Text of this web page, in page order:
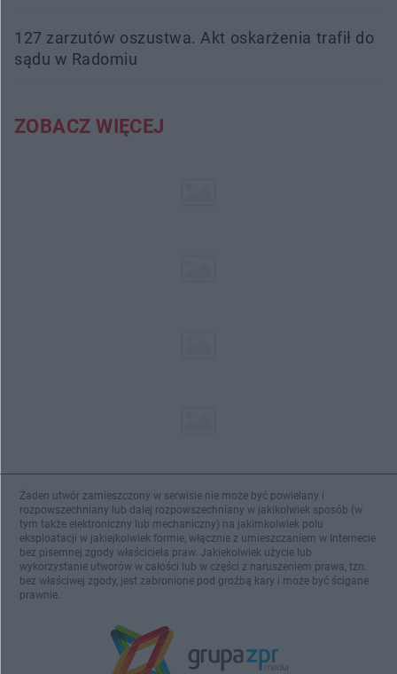
127 zarzutów oszustwa. Akt oskarżenia trafił do
sądu w Radomiu
ZOBACZ WIĘCEJ
Żaden utwór zamieszczony w serwisie nie może być powielany i
rozpowszechniany lub dalej rozpowszechniany w jakikolwiek sposób (w
tym także elektroniczny lub mechaniczny) na jakimkolwiek polu
eksploatacji w jakiejkolwiek formie, włącznie z umieszczaniem w Internecie
bez pisemnej zgody właściciela praw. Jakiekolwiek użycie lub
wykorzystanie utworów w całości lub w części z naruszeniem prawa, tzn.
bez właściwej zgody, jest zabronione pod groźbą kary i może być ścigane
prawnie.